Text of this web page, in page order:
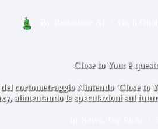
Close to You: è
cortometraggio Nintendo 'Close to
alimentando le speculazioni sul